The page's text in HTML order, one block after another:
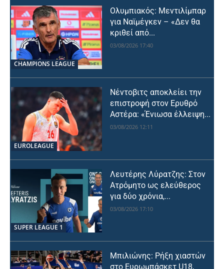
CHAMPIONS LEAGUE
Ολυμπιακός: Μεντιλίμπαρ
για Ναϊμέγκεν – «Δεν θα
κριθεί από...
03/08/2026 17:40
EUROLEAGUE
Νέντοβιτς αποκλείει την
επιστροφή στον Ερυθρό
Αστέρα: «Ένιωσα έλλειψη...
03/08/2026 12:11
SUPER LEAGUE 1
Λευτέρης Λύρατζης: Στον
Ατρόμητο ως ελεύθερος
για δύο χρόνια,...
03/08/2026 17:10
Μπιλιώνης: Ρήξη χιαστών
στο Ευρωμπάσκετ U18,